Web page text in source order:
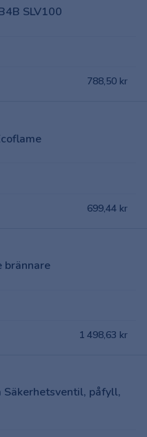
SLV100
788,50 kr
699,44 kr
brännare
1 498,63 kr
Säkerhetsventil, påfyll,